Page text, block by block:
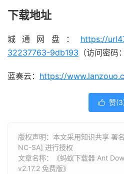
下载地址
城通网盘： https://
32237763-9db193 （访问密码
蓝奏云： https://
 赞(3
版权声明：本文采用知识共享 署
NC-SA] 进行授权
文章名称：《蚂蚁下载器 Ant
v2.17.2 免费版》